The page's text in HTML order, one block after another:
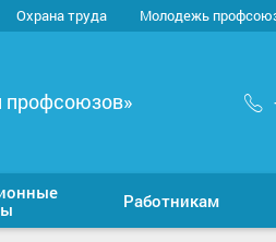
Охрана труда Молодежь
профсоюзов»
Работникам